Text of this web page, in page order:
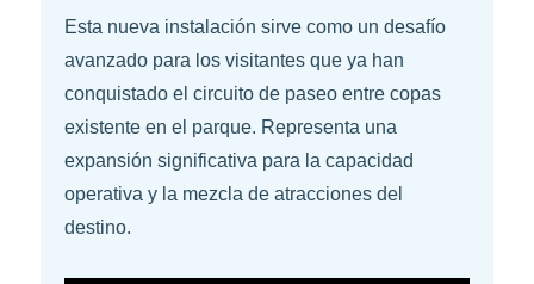
Esta nueva instalación sirve como un desafío
avanzado para los visitantes que ya han
conquistado el circuito de paseo entre copas
existente en el parque. Representa una
expansión significativa para la capacidad
operativa y la mezcla de atracciones del
destino.